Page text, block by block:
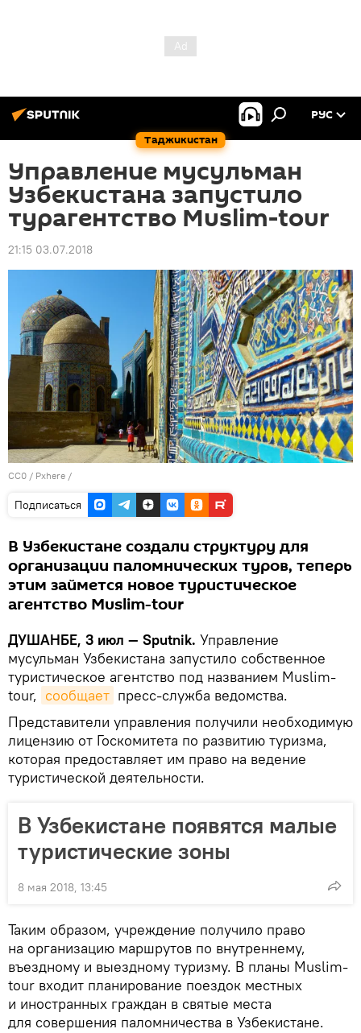
Таджикистан
РУС
Управление мусульман
Узбекистана запустило
турагентство Muslim-tour
21:15 03.07.2018
CC0 / Pxhere /
Подписаться
В Узбекистане создали структуру для
организации паломнических туров, теперь
этим займется новое туристическое
агентство Muslim-tour
ДУШАНБЕ, 3 июл — Sputnik. Управление
мусульман Узбекистана запустило собственное
туристическое агентство под названием Muslim-
tour, сообщает пресс-служба ведомства.
Представители управления получили необходимую
лицензию от Госкомитета по развитию туризма,
которая предоставляет им право на ведение
туристической деятельности.
В Узбекистане появятся малые
туристические зоны
8 мая 2018, 13:45
Таким образом, учреждение получило право
на организацию маршрутов по внутреннему,
въездному и выездному туризму. В планы Muslim-
tour входит планирование поездок местных
и иностранных граждан в святые места
для совершения паломничества в Узбекистане.